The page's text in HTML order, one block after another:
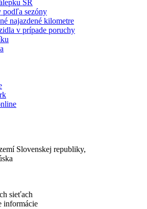
SR
podľa sezóny
najazdené kilometre
v prípade poruchy
Slovenskej republiky,
sieťach
informácie